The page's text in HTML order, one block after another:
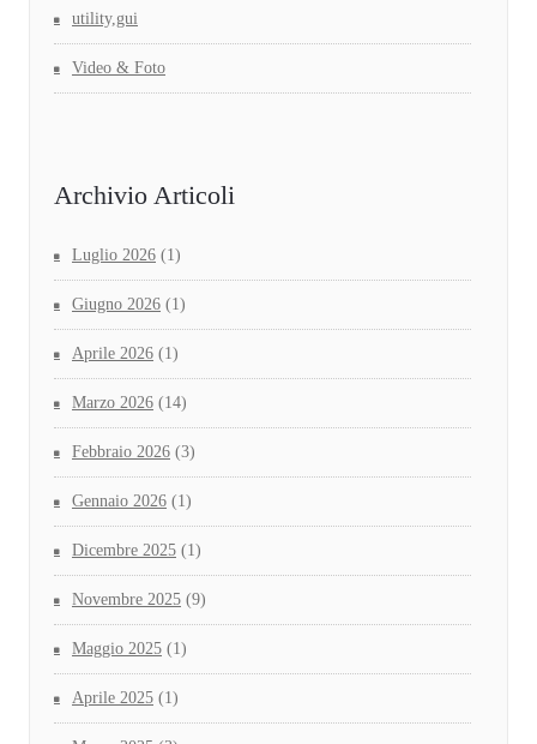
utility,gui
Video & Foto
Archivio Articoli
Luglio 2026 (1)
Giugno 2026 (1)
Aprile 2026 (1)
Marzo 2026 (14)
Febbraio 2026 (3)
Gennaio 2026 (1)
Dicembre 2025 (1)
Novembre 2025 (9)
Maggio 2025 (1)
Aprile 2025 (1)